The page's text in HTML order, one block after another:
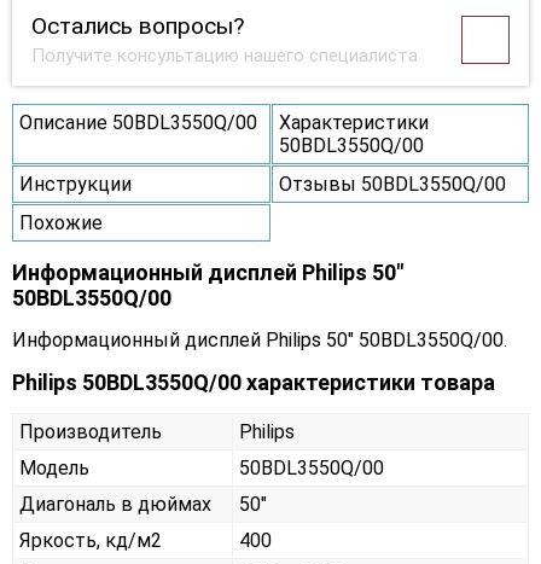
Остались вопросы?
Получите консультацию нашего специалиста
Описание 50BDL3550Q/00
Характеристики
50BDL3550Q/00
Инструкции
Отзывы 50BDL3550Q/00
Похожие
Информационный дисплей Philips 50"
50BDL3550Q/00
Информационный дисплей Philips 50" 50BDL3550Q/00.
Philips 50BDL3550Q/00 характеристики товара
Производитель
Philips
Модель
50BDL3550Q/00
Диагональ в дюймах
50"
Яркость, кд/м2
400